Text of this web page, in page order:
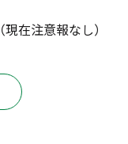
在注意報なし）